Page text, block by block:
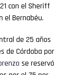
con el Sheriff
el Bernabéu.
de 25 años
de Córdoba por
se reservó